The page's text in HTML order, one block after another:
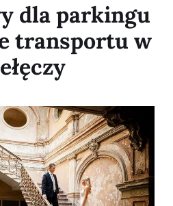
dla parkingu
transportu w